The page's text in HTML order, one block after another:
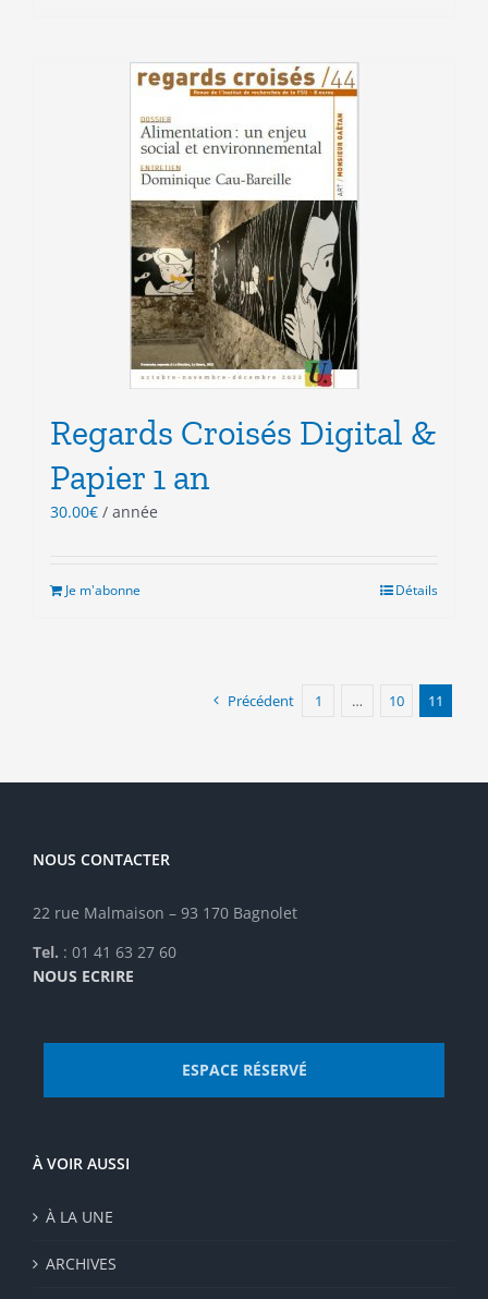
Regards Croisés Digital &
Papier 1 an
30.00€ / année
Je m'abonne Détails
Précédent 1 … 10 11
NOUS CONTACTER
22 rue Malmaison – 93 170 Bagnolet
Tel. : 01 41 63 27 60
NOUS ECRIRE
ESPACE RÉSERVÉ
À VOIR AUSSI
À LA UNE
ARCHIVES